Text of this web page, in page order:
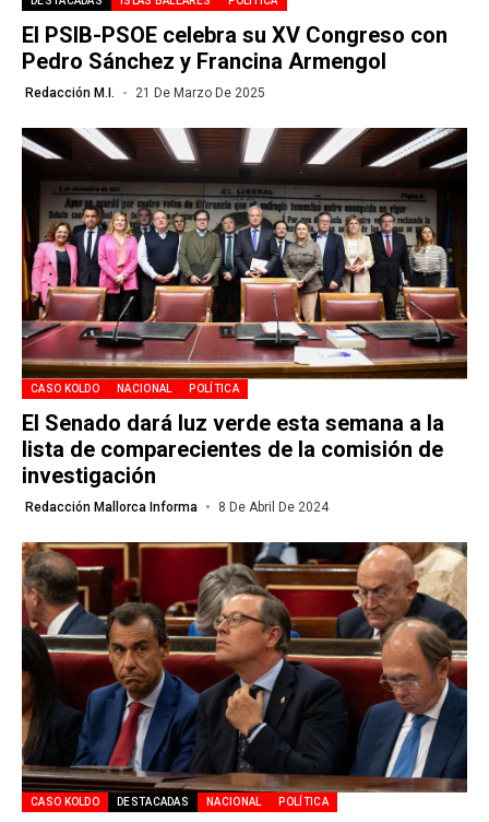
El PSIB-PSOE celebra su XV Congreso con
Pedro Sánchez y Francina Armengol
Redacción M.I. 21 De Marzo De 2025
CASO KOLDO NACIONAL POLÍTICA
El Senado dará luz verde esta semana a la
lista de comparecientes de la comisión de
investigación
Redacción Mallorca Informa 8 De Abril De 2024
CASO KOLDO DESTACADAS NACIONAL POLÍTICA